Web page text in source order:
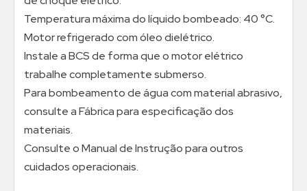
Temperatura máxima do líquido bombeado: 40 °C.
Motor refrigerado com óleo dielétrico.
Instale a BCS de forma que o motor elétrico
trabalhe completamente submerso.
Para bombeamento de água com material abrasivo,
consulte a Fábrica para especificação dos
materiais.
Consulte o Manual de Instrução para outros
cuidados operacionais.